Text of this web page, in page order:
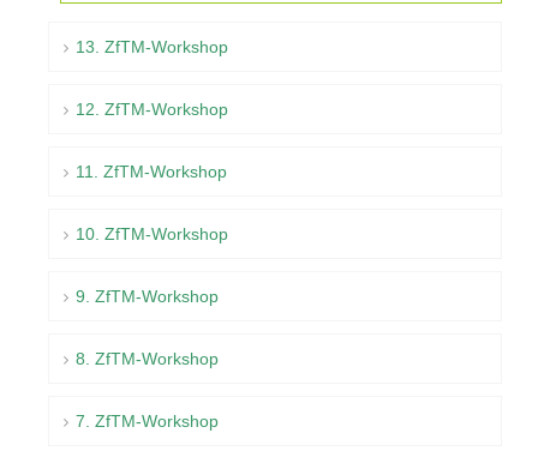
13. ZfTM-Workshop
12. ZfTM-Workshop
11. ZfTM-Workshop
10. ZfTM-Workshop
9. ZfTM-Workshop
8. ZfTM-Workshop
7. ZfTM-Workshop